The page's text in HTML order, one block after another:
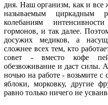
дня. Наш организм, как и все
называемым циркадным
колебаниям
гормонов, и так далее.
досужих медиков, а
сложнее всех тем, кто
совет - вместо кофе
обезвоживание и даст силы.
ночью на работе - возьмите с
яблоки, морковку, другие
равно только ничего не